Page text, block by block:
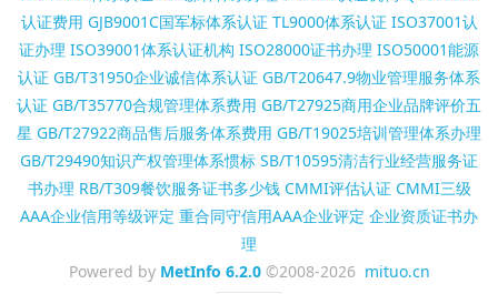
认证费用 GJB9001C国军标体系认证 TL9000体系认证 ISO37001认
证办理 ISO39001体系认证机构 ISO28000证书办理 ISO50001能源
认证 GB/T31950企业诚信体系认证 GB/T20647.9物业管理服务体系
认证 GB/T35770合规管理体系费用 GB/T27925商用企业品牌评价五
星 GB/T27922商品售后服务体系费用 GB/T19025培训管理体系办理
GB/T29490知识产权管理体系惯标 SB/T10595清洁行业经营服务证
书办理 RB/T309餐饮服务证书多少钱 CMMI评估认证 CMMI三级
AAA企业信用等级评定 重合同守信用AAA企业评定 企业资质证书办
理
Powered by MetInfo 6.2.0©2008-2026 mituo.cn